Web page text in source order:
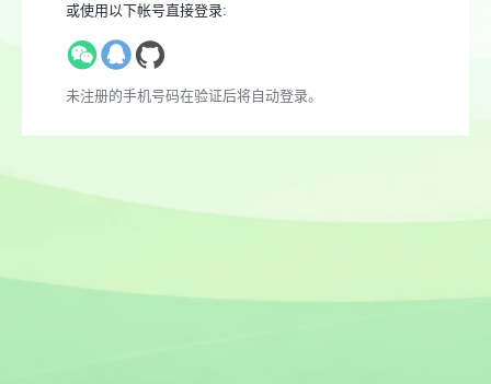
或使用以下帐号直接登录:
未注册的手机号码在验证后将自动登录。